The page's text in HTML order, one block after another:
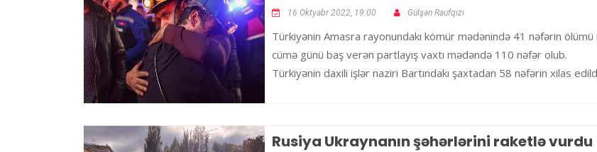
16 Oktyabr 2022, 19:00 Gülşən Raufqızı
Türkiyənin Amasra rayonundakı kömür mədənində 41 nəfərin
cümə günü baş verən partlayış vaxtı mədəndə 110 nəfər olub.
Türkiyənin daxili işlər naziri Bartındakı şaxtadan 58 nəfərin xilas
Rusiya Ukraynanın şəhərlərini raketlə vurdu